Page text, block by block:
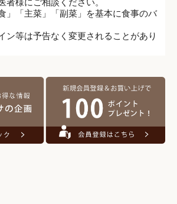
」「主菜」「副菜」を基本に食事のバ
ン等は予告なく変更されることがあり